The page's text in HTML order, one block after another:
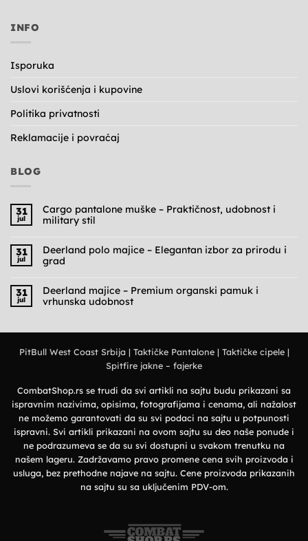
INFO
Isporuka
Uslovi korišćenja i kupovine
Politika privatnosti
Reklamacije i povraćaj
BLOG
31
jul
Cargo pantalone muške – Praktičnost, udobnost i
military stil
na
Cargo
pantalone
muške
Praktičnost,
udobnost
i
military
31
jul
Deerland polo majice – Elegantan izbor za prirodu i
grad
na
Deerland
polo
izbor
prirodu
i
31
jul
Deerland majice – Premium organski pamuk i
vrhunska udobnost
–
vrhunska
udobnost
PitBull West Coast Srbija | Taktičke Pantalone| Taktičke cipele|
Spitfire jakne – fajerke
CombatShop.rs se trudi da svi artikli na sajtu budu prikazani sa
ispravnim nazivima, opisima, fotografijama i cenama, ali nažalost
ne možemo garantovati da su svi podaci na sajtu u potpunosti
ispravni. Svi artikli prikazani na ovom sajtu su deo naše ponude i
ne podrazumeva se da su svi dostupni u svakom trenutku na
našem lageru. Zadržavamo pravo promene cena svih proizvoda i
usluga, bez prethodne najave na sajtu. Cene proizvoda prikazanih
na sajtu su sa uključenim PDV-om.